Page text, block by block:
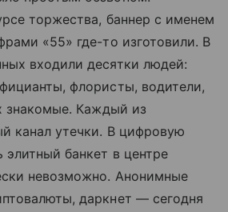
торжества, баннер с именем
«55» где-то изготовили. В
входили десятки людей:
флористы, водители,
знакомые. Каждый из
канал утечки. В цифровую
элитный банкет в центре
невозможно. Анонимные
даркнет — сегодня